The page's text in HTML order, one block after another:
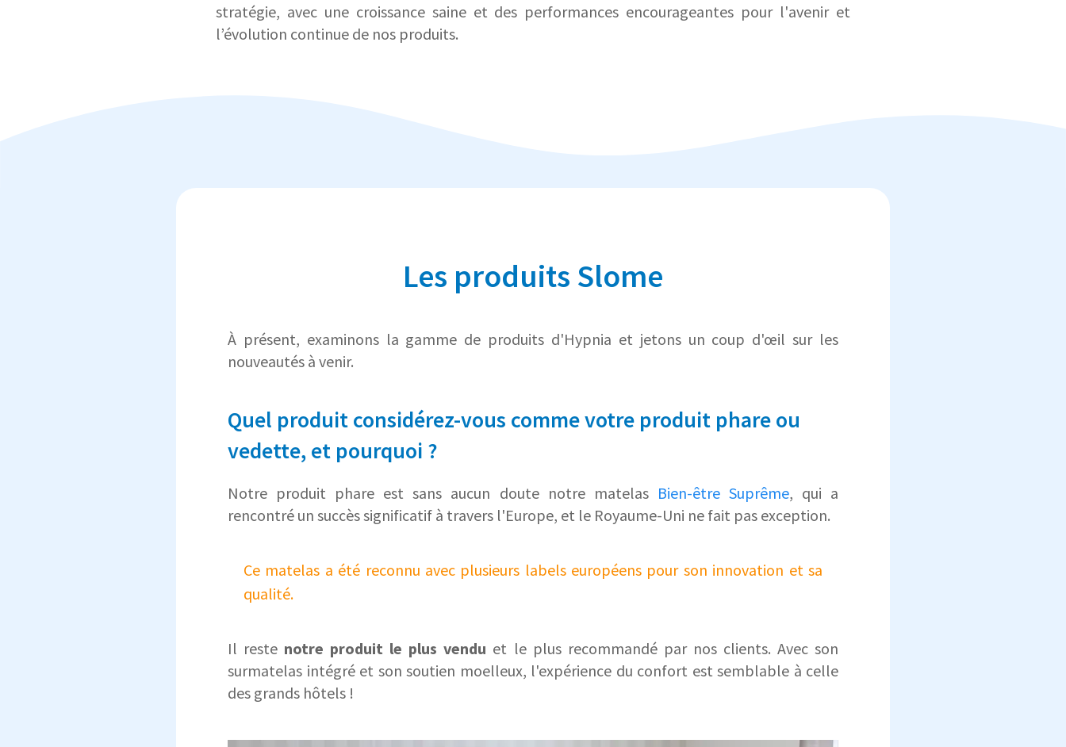
stratégie, avec une croissance saine et des performances encourageantes pour l'avenir et
l’évolution continue de nos produits.
Les produits Slome
À présent, examinons la gamme de produits d'Hypnia et jetons un coup d'œil sur les
nouveautés à venir.
Quel produit considérez-vous comme votre produit phare ou
vedette, et pourquoi ?
Notre produit phare est sans aucun doute notre matelas Bien-être Suprême, qui a
rencontré un succès significatif à travers l'Europe, et le Royaume-Uni ne fait pas exception.
Ce matelas a été reconnu avec plusieurs labels européens pour son innovation et sa
qualité.
Il reste notre produit le plus vendu et le plus recommandé par nos clients. Avec son
surmatelas intégré et son soutien moelleux, l'expérience du confort est semblable à celle
des grands hôtels !